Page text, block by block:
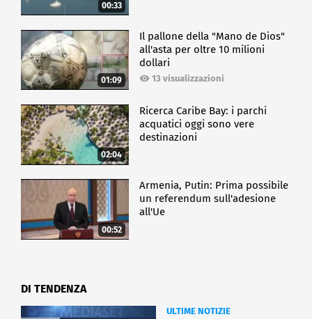
00:33
01:09
Il pallone della "Mano de Dios"
all'asta per oltre 10 milioni
dollari
13 visualizzazioni
02:04
Ricerca Caribe Bay: i parchi
acquatici oggi sono vere
destinazioni
00:52
Armenia, Putin: Prima possibile
un referendum sull'adesione
all'Ue
DI TENDENZA
ULTIME NOTIZIE